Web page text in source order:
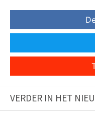
VERDER IN HET